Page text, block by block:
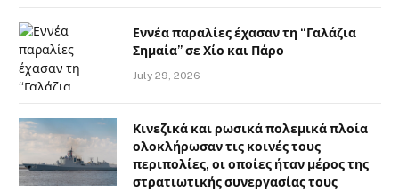
Εννέα παραλίες έχασαν τη “Γαλάζια
Σημαία” σε Χίο και Πάρο
July 29, 2026
Κινεζικά και ρωσικά πολεμικά πλοία
ολοκλήρωσαν τις κοινές τους
περιπολίες, οι οποίες ήταν μέρος της
στρατιωτικής συνεργασίας τους